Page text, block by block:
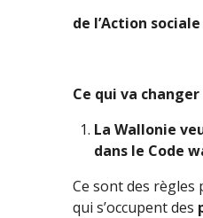
de l’Action
Ce qui va changer
La Wallonie
dans le Code
Ce sont des règles
qui s’occupent des